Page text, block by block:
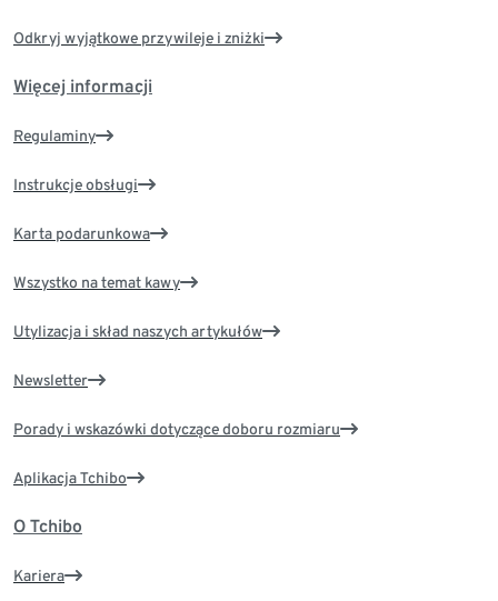
Odkryj wyjątkowe przywileje i zniżki
Więcej informacji
Regulaminy
Instrukcje obsługi
Karta podarunkowa
Wszystko na temat kawy
Utylizacja i skład naszych artykułów
Newsletter
Porady i wskazówki dotyczące doboru rozmiaru
Aplikacja Tchibo
O Tchibo
Kariera